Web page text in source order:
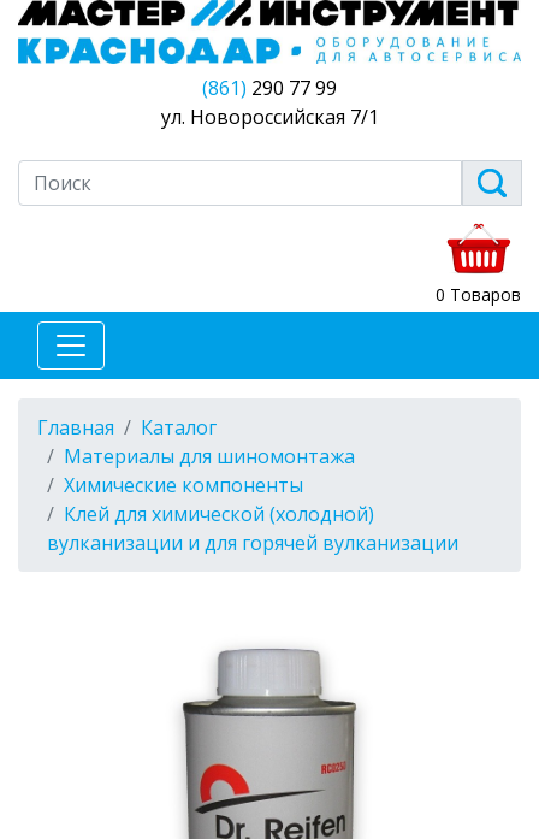
(861) 290 77 99
ул. Новороссийская 7/1
0 Товаров
Главная
Каталог
Материалы для шиномонтажа
Химические компоненты
Клей для химической (холодной)
вулканизации и для горячей вулканизации